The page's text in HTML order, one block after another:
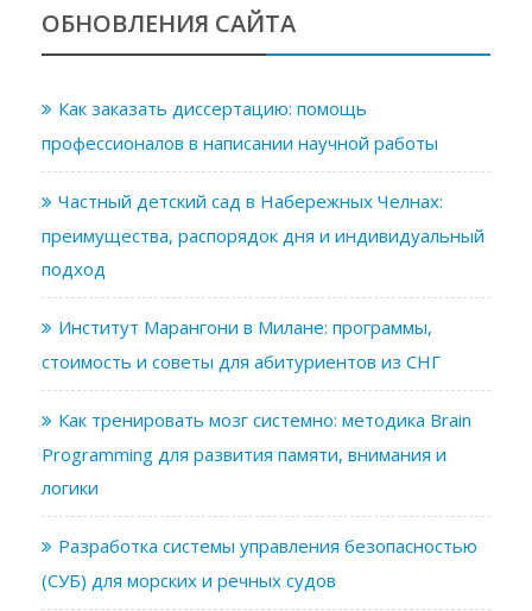
ОБНОВЛЕНИЯ САЙТА
Как заказать диссертацию: помощь
профессионалов в написании научной работы
Частный детский сад в Набережных Челнах:
преимущества, распорядок дня и индивидуальный
подход
Институт Марангони в Милане: программы,
стоимость и советы для абитуриентов из СНГ
Как тренировать мозг системно: методика Brain
Programming для развития памяти, внимания и
логики
Разработка системы управления безопасностью
(СУБ) для морских и речных судов